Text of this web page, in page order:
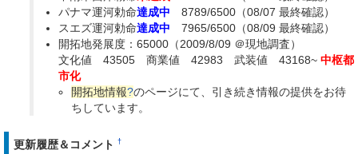
パナマ運河勅命達成中 8789/6500（08/07 最終確認）
スエズ運河勅命達成中 7965/6500（08/09 最終確認）
開拓地発展度：65000（2009/8/09 ＠現地調査）
文化値 43505 商業値 42983 武装値 43168~ 中枢都
市化
開拓地情報?のページにて、引き続き情報の提供をお待
ちしています。
更新履歴＆コメント †